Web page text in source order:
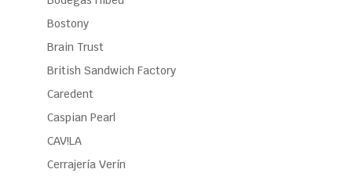
Bostony
Brain Trust
British Sandwich Factory
Caredent
Caspian Pearl
CAV!LA
Cerrajería Verín